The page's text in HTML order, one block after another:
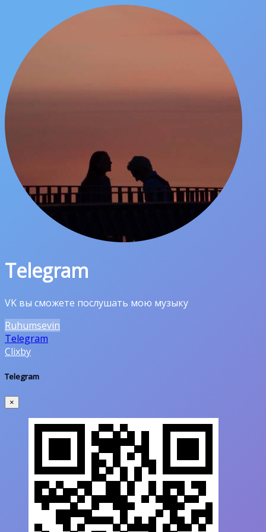
Telegram
VK вы сможете послушать мою музыку
Ruhumsevin
Telegram
Clixby
Telegram
×